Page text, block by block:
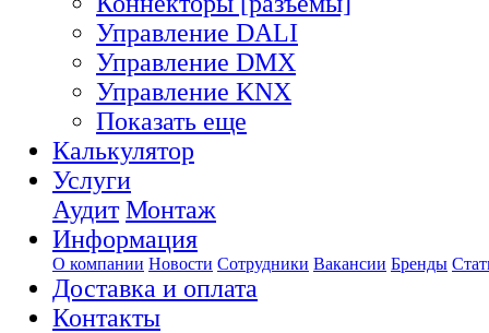
Управление DALI
Управление DMX
Управление KNX
Показать еще
Калькулятор
Услуги
Аудит Монтаж
Информация
О компании Новости Сотрудники Вакансии Бренды
Доставка и оплата
Контакты